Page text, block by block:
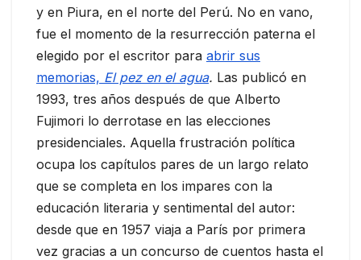
y en Piura, en el norte del Perú. No en vano,
fue el momento de la resurrección paterna el
elegido por el escritor para abrir sus
memorias, El pez en el agua. Las publicó en
1993, tres años después de que Alberto
Fujimori lo derrotase en las elecciones
presidenciales. Aquella frustración política
ocupa los capítulos pares de un largo relato
que se completa en los impares con la
educación literaria y sentimental del autor:
desde que en 1957 viaja a París por primera
vez gracias a un concurso de cuentos hasta el